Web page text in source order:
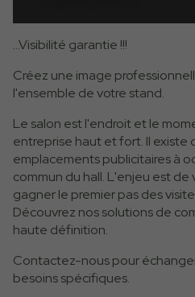
...Visibilité garantie !!!
Créez une image
l'ensemble de votre stand.
Le salon est l'endroit et le
entreprise haut et fort. Il existe
emplacements publicitaires à
commun du hall. L'enjeu est
gagner le premier pas des
Découvrez nos solutions de
haute définition.
Contactez-nous pour
besoins spécifiques.